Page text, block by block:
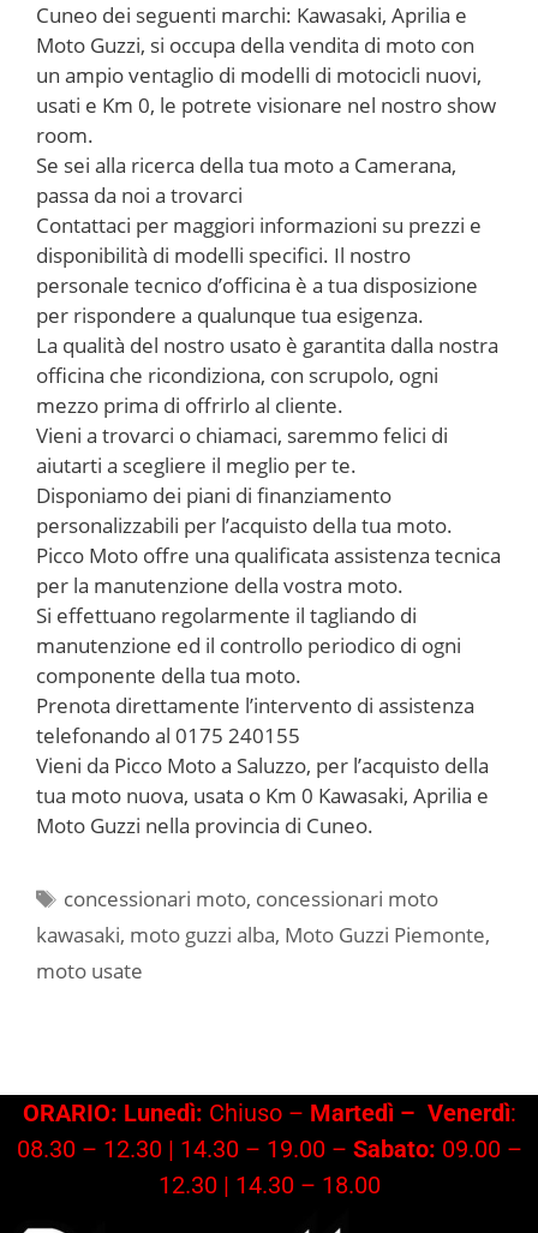
Cuneo dei seguenti marchi: Kawasaki, Aprilia e
Moto Guzzi, si occupa della vendita di moto con
un ampio ventaglio di modelli di motocicli nuovi,
usati e Km 0, le potrete visionare nel nostro show
room.
Se sei alla ricerca della tua moto a Camerana,
passa da noi a trovarci
Contattaci per maggiori informazioni su prezzi e
disponibilità di modelli specifici. Il nostro
personale tecnico d’officina è a tua disposizione
per rispondere a qualunque tua esigenza.
La qualità del nostro usato è garantita dalla nostra
officina che ricondiziona, con scrupolo, ogni
mezzo prima di offrirlo al cliente.
Vieni a trovarci o chiamaci, saremmo felici di
aiutarti a scegliere il meglio per te.
Disponiamo dei piani di finanziamento
personalizzabili per l’acquisto della tua moto.
Picco Moto offre una qualificata assistenza tecnica
per la manutenzione della vostra moto.
Si effettuano regolarmente il tagliando di
manutenzione ed il controllo periodico di ogni
componente della tua moto.
Prenota direttamente l’intervento di assistenza
telefonando al 0175 240155
Vieni da Picco Moto a Saluzzo, per l’acquisto della
tua moto nuova, usata o Km 0 Kawasaki, Aprilia e
Moto Guzzi nella provincia di Cuneo.
Tag
concessionari moto, concessionari moto
kawasaki, moto guzzi alba, Moto Guzzi Piemonte,
moto usate
ORARIO: Lunedì: Chiuso – Martedì – Venerdì:
08.30 – 12.30 | 14.30 – 19.00 – Sabato: 09.00 –
12.30 | 14.30 – 18.00